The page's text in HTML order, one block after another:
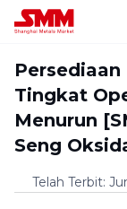
Tingkat
Menurun
Seng
Telah Terbit: